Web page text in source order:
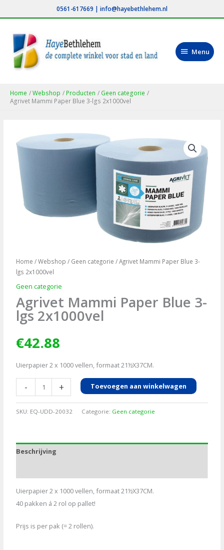
naar
inhoud
0561-617669 | info@hayebethlehem.nl
Menu
Menu
Home Webshop Producten
Geen categorie
Agrivet Mammi Paper Blue 3-lgs 2x1000vel
Home /Webshop / Geen categorie / Agrivet Mammi Paper Blue 3-
lgs 2x1000vel
Geen categorie
Agrivet Mammi Paper Blue 3-
lgs 2x1000vel
€42.88
Uierpapier 2 x 1000 vellen, formaat 21½X37CM.
-
Mammi
Paper
lgs
2x1000vel
+ Toevoegen aan winkelwagen
SKU: EQ-UDD-20032 Categorie: Geen categorie
Beschrijving
Uierpapier 2 x 1000 vellen, formaat 21½X37CM.
40 pakken á 2 rol op pallet!
Prijs is per pak (= 2 rollen).